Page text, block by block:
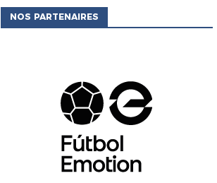
NOS PARTENAIRES